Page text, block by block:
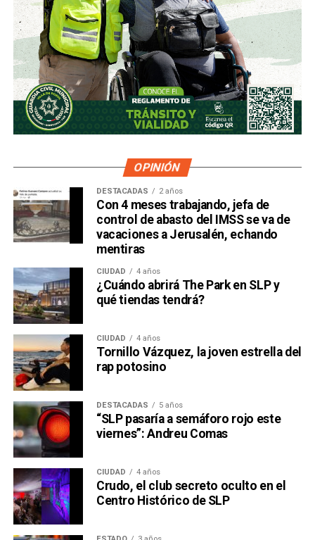
OPINIÓN
DESTACADAS 2 años
Con 4 meses trabajando, jefa de
control de abasto del IMSS se va de
vacaciones a Jerusalén, echando
mentiras
CIUDAD 4 años
¿Cuándo abrirá The Park en SLP y
qué tiendas tendrá?
CIUDAD 4 años
Tornillo Vázquez, la joven estrella del
rap potosino
DESTACADAS 5 años
“SLP pasaría a semáforo rojo este
viernes”: Andreu Comas
CIUDAD 4 años
Crudo, el club secreto oculto en el
Centro Histórico de SLP